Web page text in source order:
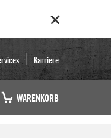
Karriere
WARENKORB